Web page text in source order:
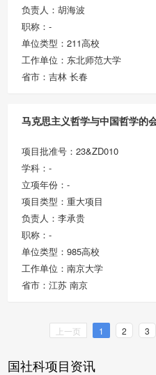
负责人：胡海波
职称：-
单位类型：211高校
工作单位：东北师范大学
省市：吉林 长春
马克思主义哲学与中国哲学的
项目批准号：23&ZD010
学科：-
立项年份：-
项目类型：重大项目
负责人：李承贵
职称：-
单位类型：985高校
工作单位：南京大学
省市：江苏 南京
上一页 1 2 3
国社科项目资讯